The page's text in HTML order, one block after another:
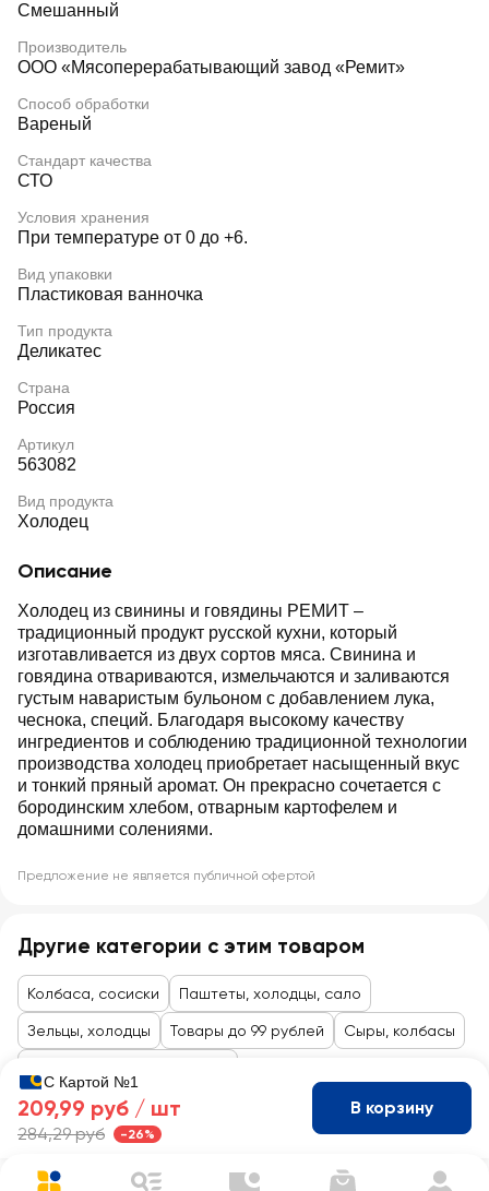
Смешанный
Производитель
ООО «Мясоперерабатывающий завод «Ремит»
Способ обработки
Вареный
Стандарт качества
СТО
Условия хранения
При температуре от 0 до +6.
Вид упаковки
Пластиковая ванночка
Тип продукта
Деликатес
Страна
Россия
Артикул
563082
Вид продукта
Холодец
Описание
Холодец из свинины и говядины РЕМИТ –
традиционный продукт русской кухни, который
изготавливается из двух сортов мяса. Свинина и
говядина отвариваются, измельчаются и заливаются
густым наваристым бульоном с добавлением лука,
чеснока, специй. Благодаря высокому качеству
ингредиентов и соблюдению традиционной технологии
производства холодец приобретает насыщенный вкус
и тонкий пряный аромат. Он прекрасно сочетается с
бородинским хлебом, отварным картофелем и
домашними солениями.
Предложение не является публичной офертой
Другие категории с этим товаром
Колбаса, сосиски Паштеты, холодцы, сало
Зельцы, холодцы Товары до 99 рублей Сыры, колбасы
С Картой №1
209,99 руб / шт
284,29 руб -26%
В корзину